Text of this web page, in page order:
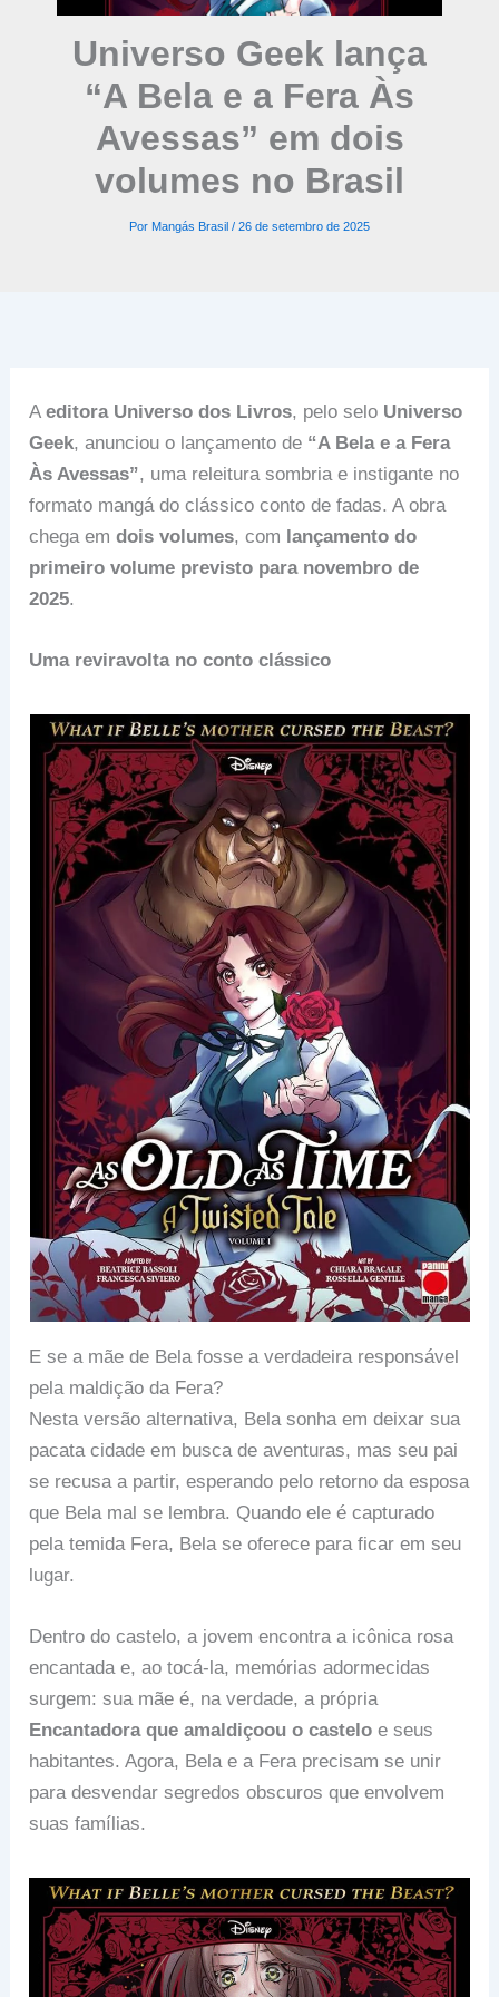
Universo Geek lança
“A Bela e a Fera Às
Avessas” em dois
volumes no Brasil
Por Mangás Brasil / 26 de setembro de 2025
Aeditora Universo dos Livros, pelo selo Universo
Geek, anunciou o lançamento de “A Bela e a Fera
Às Avessas”, uma releitura sombria e instigante no
formato mangá do clássico conto de fadas. A obra
chega emdois volumes, com lançamento do
primeiro volume previsto para novembro de
2025.
Uma reviravolta no conto clássico
E se a mãe de Bela fosse a verdadeira responsável
pela maldição da Fera?
Nesta versão alternativa, Bela sonha em deixar sua
pacata cidade em busca de aventuras, mas seu pai
se recusa a partir, esperando pelo retorno da esposa
que Bela mal se lembra. Quando ele é capturado
pela temida Fera, Bela se oferece para ficar em seu
lugar.
Dentro do castelo, a jovem encontra a icônica rosa
encantada e, ao tocá-la, memórias adormecidas
surgem: sua mãe é, na verdade, a própria
Encantadora que amaldiçoou o castelo e seus
habitantes. Agora, Bela e a Fera precisam se unir
para desvendar segredos obscuros que envolvem
suas famílias.